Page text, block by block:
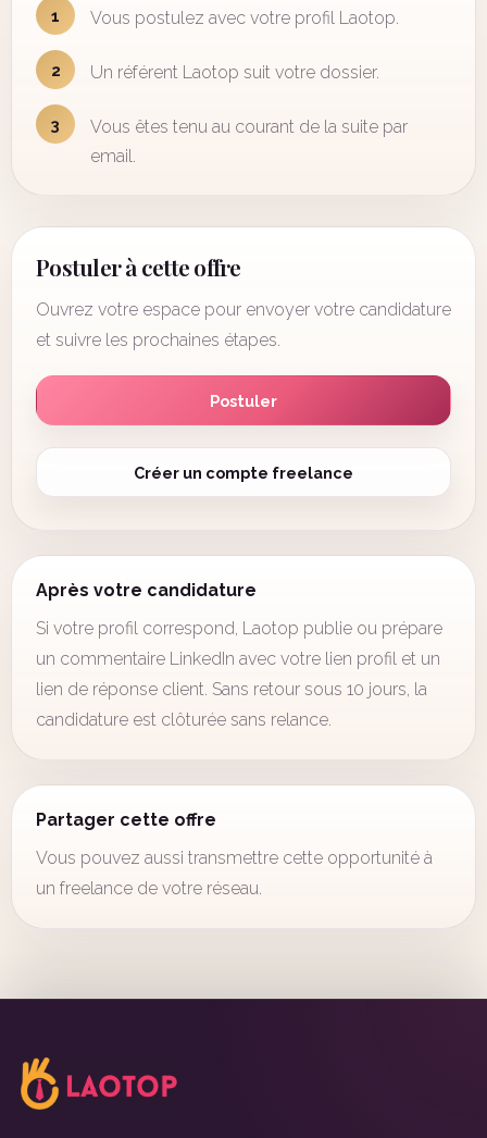
1 Vous postulez avec votre profil Laotop.
2 Un référent Laotop suit votre dossier.
3
Vous êtes tenu au courant de la suite par
email.
Postuler à cette offre
Ouvrez votre espace pour envoyer votre candidature
et suivre les prochaines étapes.
Postuler
Créer un compte freelance
Après votre candidature
Si votre profil correspond, Laotop publie ou prépare
un commentaire LinkedIn avec votre lien profil et un
lien de réponse client. Sans retour sous 10 jours, la
candidature est clôturée sans relance.
Partager cette offre
Vous pouvez aussi transmettre cette opportunité à
un freelance de votre réseau.